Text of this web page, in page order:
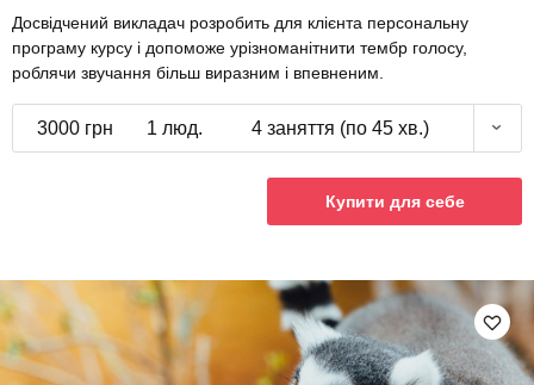
Досвідчений викладач розробить для клієнта персональну
програму курсу і допоможе урізноманітнити тембр голосу,
роблячи звучання більш виразним і впевненим.
3000 грн 1 люд. 4 заняття (по 45 хв.)
Купити для себе